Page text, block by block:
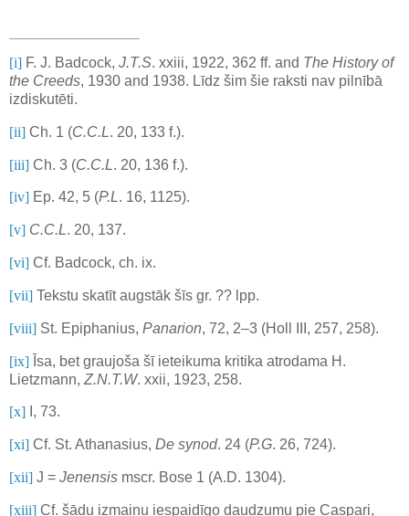
[i] F. J. Badcock, J.T.S. xxiii, 1922, 362 ff. and The History of
the Creeds, 1930 and 1938. Līdz šim šie raksti nav pilnībā
izdiskutēti.
[ii] Ch. 1 (C.C.L. 20, 133 f.).
[iii] Ch. 3 (C.C.L. 20, 136 f.).
[iv] Ep. 42, 5 (P.L. 16, 1125).
[v] C.C.L. 20, 137.
[vi] Cf. Badcock, ch. ix.
[vii] Tekstu skatīt augstāk šīs gr. ?? lpp.
[viii] St. Epiphanius, Panarion, 72, 2–3 (Holl III, 257, 258).
[ix] Īsa, bet graujoša šī ieteikuma kritika atrodama H.
Lietzmann, Z.N.T.W. xxii, 1923, 258.
[x] I, 73.
[xi] Cf. St. Athanasius, De synod. 24 (P.G. 26, 724).
[xii] J = Jenensis mscr. Bose 1 (A.D. 1304).
[xiii] Cf. šādu izmaiņu iespaidīgo daudzumu pie Caspari,